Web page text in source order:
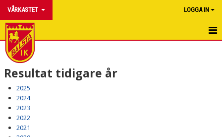
VÅRKASTET LOGGA IN
HEM
NYHETER
TÄVLINGSREKORD
RESULTAT TIDIGARE ÅR
Resultat tidigare år
2025
2024
2023
2022
2021